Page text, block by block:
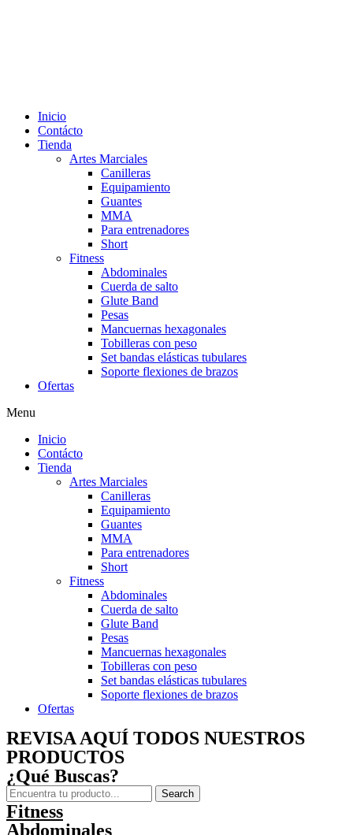
Inicio
Contácto
Tienda
Artes Marciales
Canilleras
Equipamiento
Guantes
MMA
Para entrenadores
Short
Fitness
Abdominales
Cuerda de salto
Glute Band
Pesas
Mancuernas hexagonales
Tobilleras con peso
Set bandas elásticas tubulares
Soporte flexiones de brazos
Ofertas
Menu
Inicio
Contácto
Tienda
Artes Marciales
Canilleras
Equipamiento
Guantes
MMA
Para entrenadores
Short
Fitness
Abdominales
Cuerda de salto
Glute Band
Pesas
Mancuernas hexagonales
Tobilleras con peso
Set bandas elásticas tubulares
Soporte flexiones de brazos
Ofertas
REVISA AQUÍ TODOS NUESTROS
PRODUCTOS
¿Qué Buscas?
Search
Fitness
Abdominales